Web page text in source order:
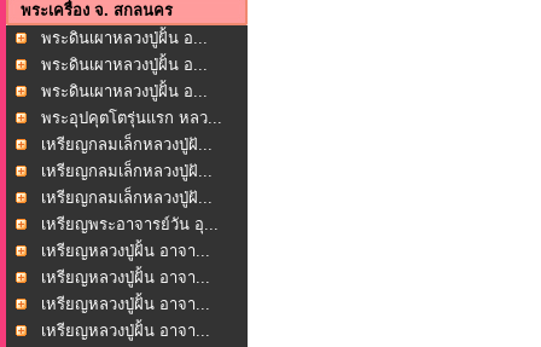
พระเครื่อง จ. สกลนคร
พระดินเผาหลวงปู่ฝั้น อ...
พระดินเผาหลวงปู่ฝั้น อ...
พระดินเผาหลวงปู่ฝั้น อ...
พระอุปคุตโตรุ่นแรก หลว...
เหรียญกลมเล็กหลวงปู่ฝั...
เหรียญกลมเล็กหลวงปู่ฝั...
เหรียญกลมเล็กหลวงปู่ฝั...
เหรียญพระอาจารย์วัน อุ...
เหรียญหลวงปู่ฝั้น อาจา...
เหรียญหลวงปู่ฝั้น อาจา...
เหรียญหลวงปู่ฝั้น อาจา...
เหรียญหลวงปู่ฝั้น อาจา...